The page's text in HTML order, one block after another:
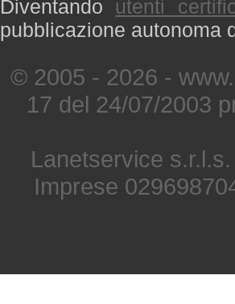
Diventando utenti
pubblicazione autonoma
© 2005 - 2026 -
17 del 24/07/2003
Lanetservice
Imprese